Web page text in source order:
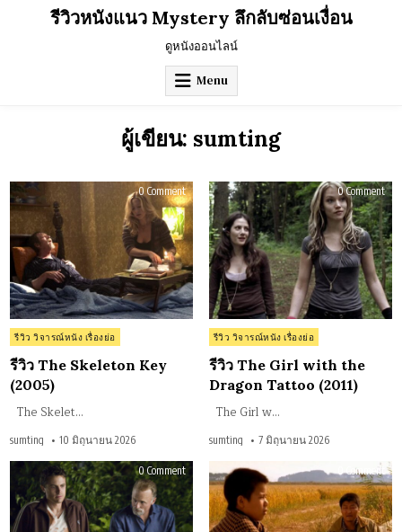
รีวิวหนังแนว Mystery ลึกลับซ่อนเงื่อน
ดูหนังออนไลน์
Menu
ผู้เขียน: sumting
0 Commenton
รีวิว
Skeleton
Key
(2005)
Posted
in
รีวิว วิจารณ์หนัง เรื่องย่อ
รีวิว The Skeleton Key
(2005)
The Skelet…
sumting 10 มิถุนายน 2026
0 Commenton
รีวิว
The
Girl
the
Posted
in
รีวิว วิจารณ์หนัง เรื่องย่อ
รีวิว The Girl with the
Dragon Tattoo (2011)
The Girl w…
sumting 7 มิถุนายน 2026
0 Commenton
รีวิว
Gone
Baby
Gone
(2007)
0 Comment on
รีวิว
of